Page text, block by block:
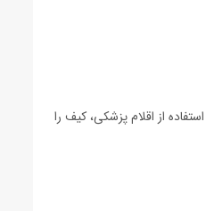
از اقلام پزشکی، کیف را